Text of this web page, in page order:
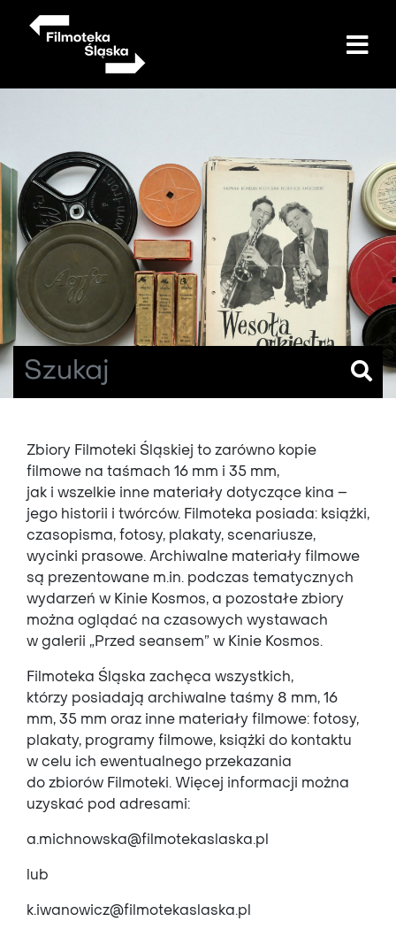
Zbiory Filmoteki Śląskiej to zarówno kopie
filmowe na taśmach 16 mm i 35 mm,
jak i wszelkie inne materiały dotyczące kina –
jego historii i twórców. Filmoteka posiada: książki,
czasopisma, fotosy, plakaty, scenariusze,
wycinki prasowe. Archiwalne materiały filmowe
są prezentowane m.in. podczas tematycznych
wydarzeń w Kinie Kosmos, a pozostałe zbiory
można oglądać na czasowych wystawach
w galerii „Przed seansem” w Kinie Kosmos.
Filmoteka Śląska zachęca wszystkich,
którzy posiadają archiwalne taśmy 8 mm, 16
mm, 35 mm oraz inne materiały filmowe: fotosy,
plakaty, programy filmowe, książki do kontaktu
w celu ich ewentualnego przekazania
do zbiorów Filmoteki. Więcej informacji można
uzyskać pod adresami:
a.michnowska@filmotekaslaska.pl
lub
k.iwanowicz@filmotekaslaska.pl